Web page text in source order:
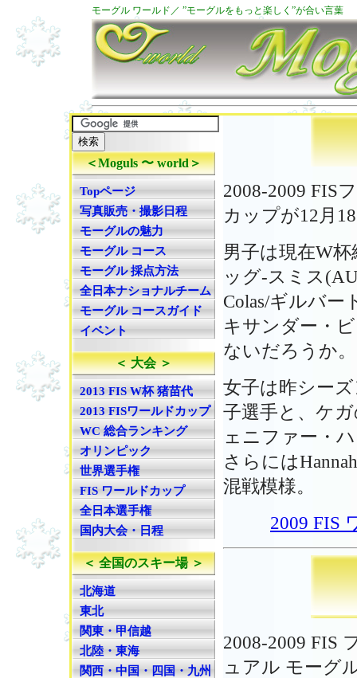
モーグル ワールド／ ”モーグルをもっと楽しく”が合い言葉
2008-2009 FIS
カップが12月
男子は現在W杯
ッグ-スミス
Colas/ギルバー
キサンダー・
ないだろうか。
女子は昨シー
子選手と、ケ
ェニファー・
さらには
混戦模様。
2009 FIS
2008-2009 FIS
ュアル モーグ
＜Moguls 〜 world＞
Topページ
写真販売・撮影日程
モーグルの魅力
モーグル コース
モーグル 採点方法
全日本ナショナルチーム
モーグル コースガイド
イベント
＜ 大会 ＞
2013 FIS W杯 猪苗代
2013 FISワールドカップ
WC 総合ランキング
オリンピック
世界選手権
FIS ワールドカップ
全日本選手権
国内大会・日程
＜ 全国のスキー場 ＞
北海道
東北
関東・甲信越
北陸・東海
関西・中国・四国・九州